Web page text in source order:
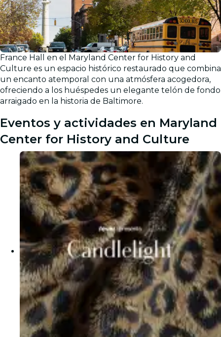
France Hall en el Maryland Center for History and
Culture es un espacio histórico restaurado que combina
un encanto atemporal con una atmósfera acogedora,
ofreciendo a los huéspedes un elegante telón de fondo
arraigado en la historia de Baltimore.
Eventos y actividades en Maryland
Center for History and Culture